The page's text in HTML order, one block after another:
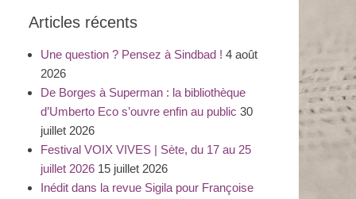
Articles récents
Une question ? Pensez à Sindbad ! 4 août
2026
De Borges à Superman : la bibliothèque
d’Umberto Eco s’ouvre enfin au public 30
juillet 2026
Festival VOIX VIVES | Sète, du 17 au 25
juillet 2026 15 juillet 2026
Inédit dans la revue Sigila pour Françoise